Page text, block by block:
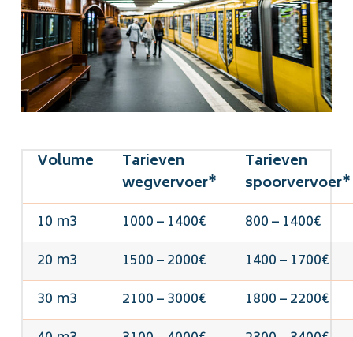
Volume
Tarieven
wegvervoer*
Tarieven
spoorvervoer*
10 m3
1000 – 1400€
800 – 1400€
20 m3
1500 – 2000€
1400 – 1700€
30 m3
2100 – 3000€
1800 – 2200€